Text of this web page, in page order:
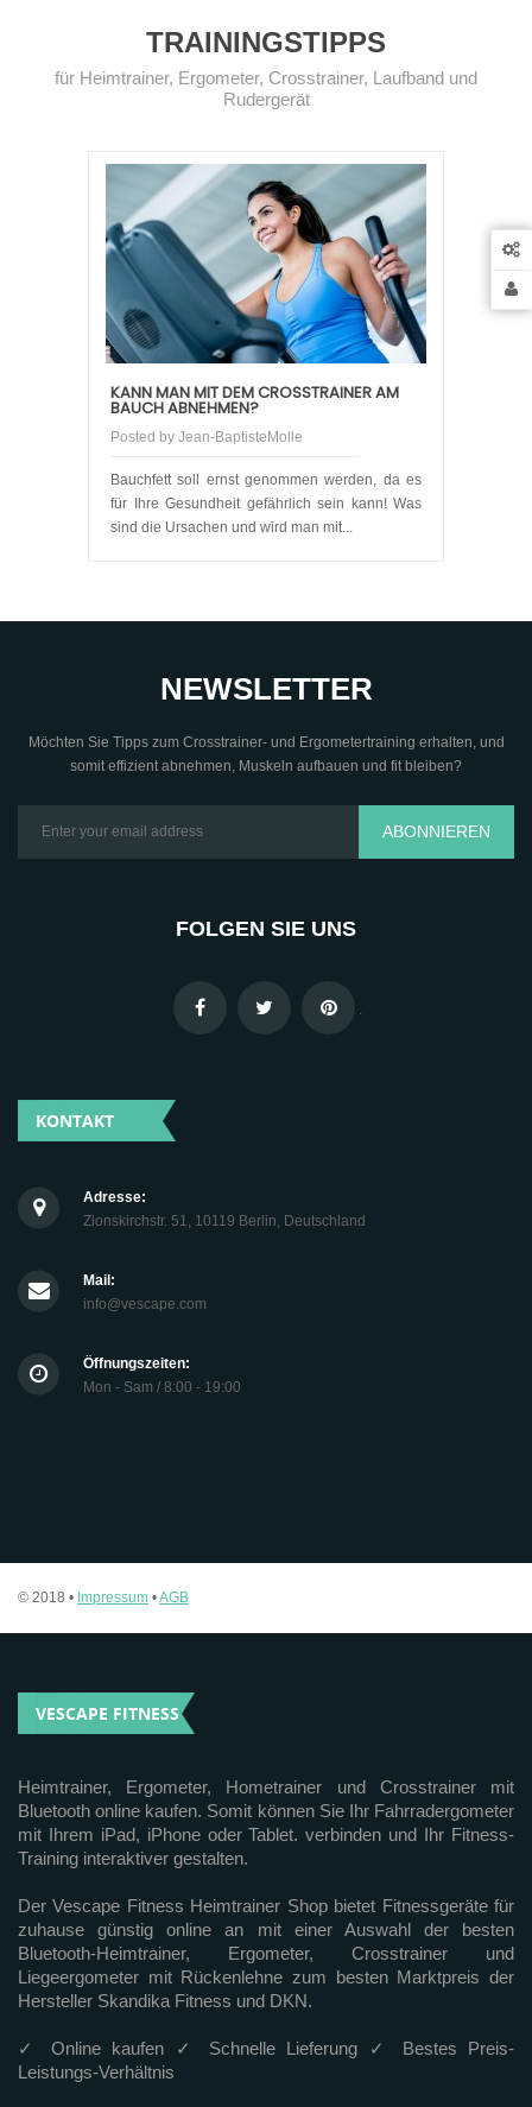
TRAININGSTIPPS
für Heimtrainer, Ergometer, Crosstrainer, Laufband und
Rudergerät
KANN MAN MIT DEM CROSSTRAINER AM
BAUCH ABNEHMEN?
Posted by Jean-BaptisteMolle
Bauchfett soll ernst genommen werden, da es
für Ihre Gesundheit gefährlich sein kann! Was
sind die Ursachen und wird man mit...
NEWSLETTER
Möchten Sie Tipps zum Crosstrainer- und Ergometertraining erhalten, und
somit effizient abnehmen, Muskeln aufbauen und fit bleiben?
ABONNIEREN
FOLGEN SIE UNS
KONTAKT
Adresse:
Zionskirchstr. 51, 10119 Berlin, Deutschland
Mail:
info@vescape.com
Öffnungszeiten:
Mon - Sam / 8:00 - 19:00
© 2018 • Impressum •AGB
VESCAPE FITNESS
Heimtrainer, Ergometer, Hometrainer und Crosstrainer mit
Bluetooth online kaufen. Somit können Sie Ihr Fahrradergometer
mit Ihrem iPad, iPhone oder Tablet. verbinden und Ihr Fitness-
Training interaktiver gestalten.
Der Vescape Fitness Heimtrainer Shop bietet Fitnessgeräte für
zuhause günstig online an mit einer Auswahl der besten
Bluetooth-Heimtrainer, Ergometer, Crosstrainer und
Liegeergometer mit Rückenlehne zum besten Marktpreis der
Hersteller Skandika Fitness und DKN.
✓ Online kaufen ✓ Schnelle Lieferung ✓ Bestes Preis-
Leistungs-Verhältnis